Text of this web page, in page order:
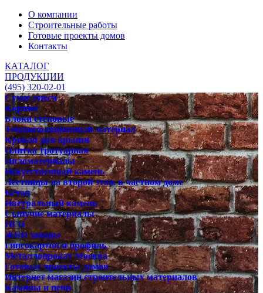
О компании
Строительные работы
Готовые проекты домов
Контакты
КАТАЛОГ
ПРОДУКЦИИ
(495) 320-02-01
Сухие смеси
Кирпич
Блоки стеновые
Теплоизоляционный материал
Кровля для крыши
Плитка тротуарная
Пиломатериалы
Искусственный камень
Лестницы на второй этаж в частном доме
Бетон
Натуральный камень
Сыпучие материалы
ПГП
ЖБИ заводы
Гипсокартон и профиль
Металлопрокат Москва
Готовые проекты домов
Интернет магазин строительных материалов
Камины и печи